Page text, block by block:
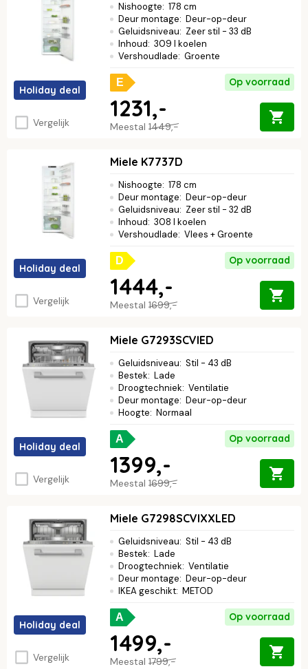
Holiday deal
Vergelijk
Nishoogte: 178 cm
Deur montage: Deur-op-deur
Geluidsniveau: Zeer stil - 33 dB
Inhoud: 309 l koelen
Vershoudlade: Groente
E Op voorraad
Meestal 1449,-
1231,-
Holiday deal
Vergelijk
Miele K7737D
Nishoogte: 178 cm
Deur montage: Deur-op-deur
Geluidsniveau: Zeer stil - 32 dB
Inhoud: 308 l koelen
Vershoudlade: Vlees + Groente
D Op voorraad
Meestal 1699,-
1444,-
Holiday deal
Vergelijk
Miele G7293SCVIED
Geluidsniveau: Stil - 43 dB
Bestek: Lade
Droogtechniek: Ventilatie
Deur montage: Deur-op-deur
Hoogte: Normaal
A Op voorraad
Meestal 1699,-
1399,-
Holiday deal
Vergelijk
Miele G7298SCVIXXLED
Geluidsniveau: Stil - 43 dB
Bestek: Lade
Droogtechniek: Ventilatie
Deur montage: Deur-op-deur
IKEA geschikt: METOD
A Op voorraad
Meestal 1799,-
1499,-